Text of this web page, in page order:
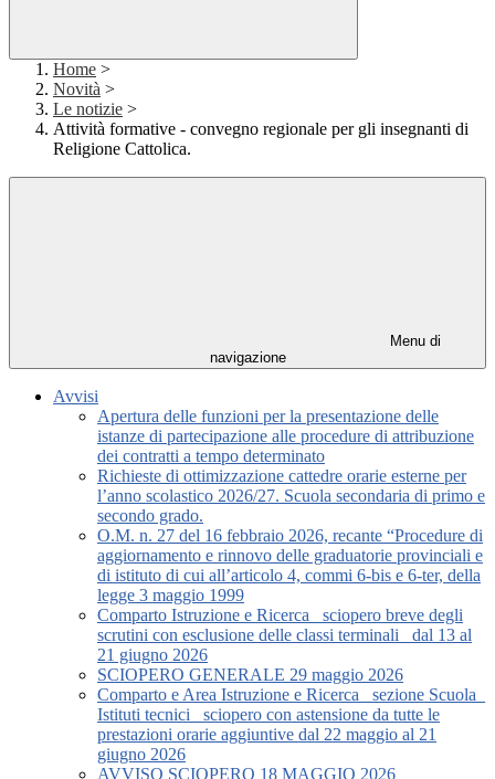
Home >
Novità >
Le notizie >
Attività formative - convegno regionale per gli insegnanti di
Religione Cattolica.
Menu di
navigazione
Avvisi
Apertura delle funzioni per la presentazione delle
istanze di partecipazione alle procedure di attribuzione
dei contratti a tempo determinato
Richieste di ottimizzazione cattedre orarie esterne per
l’anno scolastico 2026/27. Scuola secondaria di primo e
secondo grado.
O.M. n. 27 del 16 febbraio 2026, recante “Procedure di
aggiornamento e rinnovo delle graduatorie provinciali e
di istituto di cui all’articolo 4, commi 6-bis e 6-ter, della
legge 3 maggio 1999
Comparto Istruzione e Ricerca_ sciopero breve degli
scrutini con esclusione delle classi terminali_ dal 13 al
21 giugno 2026
SCIOPERO GENERALE 29 maggio 2026
Comparto e Area Istruzione e Ricerca_ sezione Scuola_
Istituti tecnici_ sciopero con astensione da tutte le
prestazioni orarie aggiuntive dal 22 maggio al 21
giugno 2026
AVVISO SCIOPERO 18 MAGGIO 2026